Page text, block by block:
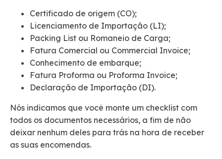
Certificado de origem (CO);
Licenciamento de Importação (LI);
Packing List ou Romaneio de Carga;
Fatura Comercial ou Commercial Invoice;
Conhecimento de embarque;
Fatura Proforma ou Proforma Invoice;
Declaração de Importação (DI).
Nós indicamos que você monte um checklist com
todos os documentos necessários, a fim de não
deixar nenhum deles para trás na hora de receber
as suas encomendas.